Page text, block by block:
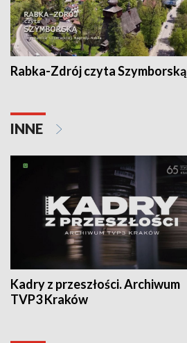
Rabka-Zdrój czyta Szymborską
INNE
Kadry z przeszłości. Archiwum
TVP3 Kraków